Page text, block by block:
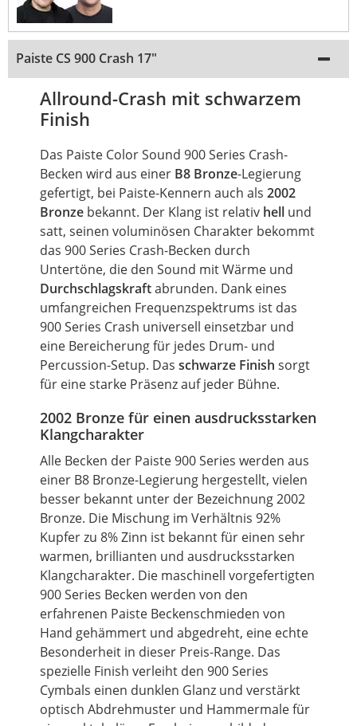
Paiste CS 900 Crash 17"
Allround-Crash mit schwarzem
Finish
Das Paiste Color Sound 900 Series Crash-
Becken wird aus einer B8 Bronze-Legierung
gefertigt, bei Paiste-Kennern auch als 2002
Bronze bekannt. Der Klang ist relativ hell und
satt, seinen voluminösen Charakter bekommt
das 900 Series Crash-Becken durch
Untertöne, die den Sound mit Wärme und
Durchschlagskraftabrunden. Dank eines
umfangreichen Frequenzspektrums ist das
900 Series Crash universell einsetzbar und
eine Bereicherung für jedes Drum- und
Percussion-Setup. Das schwarze Finish sorgt
für eine starke Präsenz auf jeder Bühne.
2002 Bronze für einen ausdrucksstarken
Klangcharakter
Alle Becken der Paiste 900 Series werden aus
einer B8 Bronze-Legierung hergestellt, vielen
besser bekannt unter der Bezeichnung 2002
Bronze. Die Mischung im Verhältnis 92%
Kupfer zu 8% Zinn ist bekannt für einen sehr
warmen, brillianten und ausdrucksstarken
Klangcharakter. Die maschinell vorgefertigten
900 Series Becken werden von den
erfahrenen Paiste Beckenschmieden von
Hand gehämmert und abgedreht, eine echte
Besonderheit in dieser Preis-Range. Das
spezielle Finish verleiht den 900 Series
Cymbals einen dunklen Glanz und verstärkt
optisch Abdrehmuster und Hammermale für